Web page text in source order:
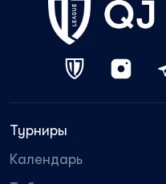
Турниры
Календарь